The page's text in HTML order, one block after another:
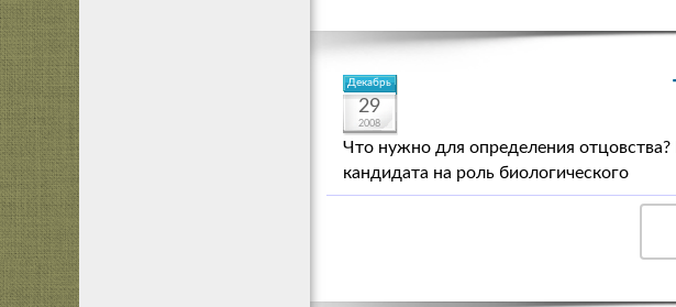
Декабрь
29
2008
Что нужно для определения отцовства?
кандидата на роль биологического